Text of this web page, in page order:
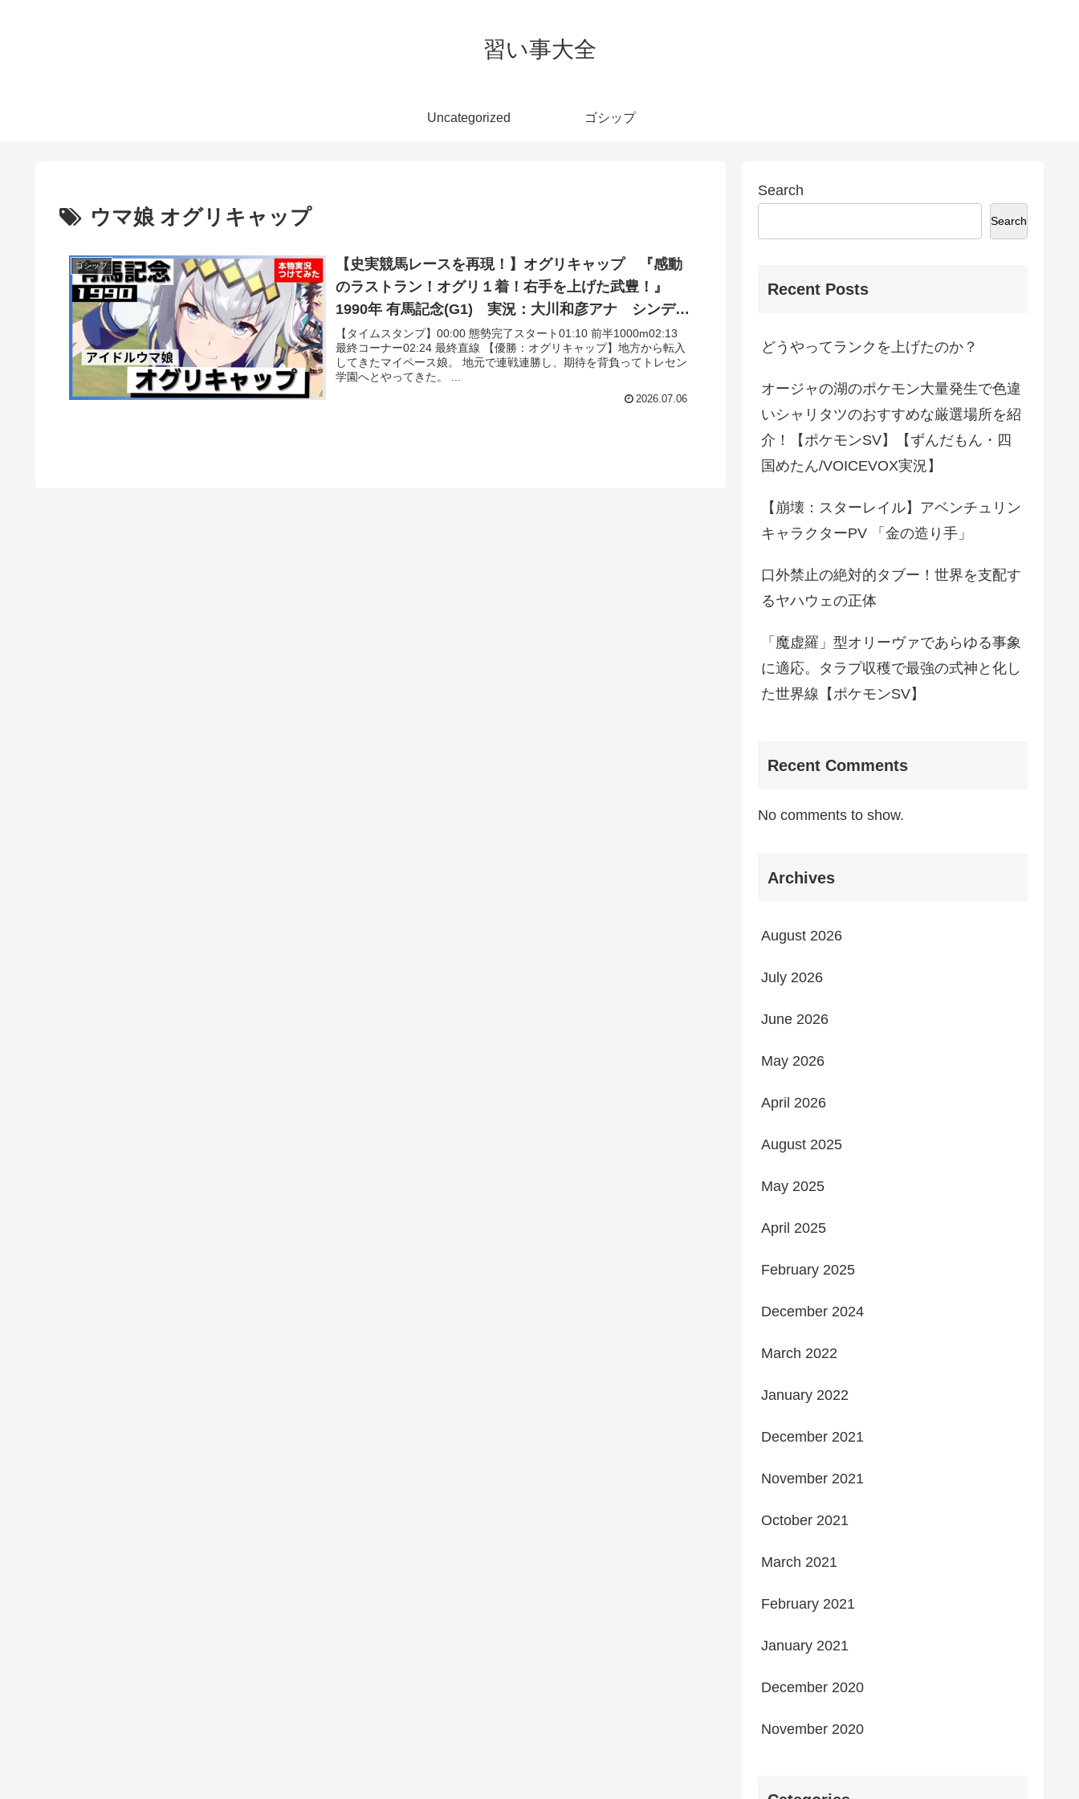
習い事大全
Uncategorized ゴシップ
ウマ娘 オグリキャップ
ゴシップ
【史実競馬レースを再現！】オグリキャップ 『感動
のラストラン！オグリ１着！右手を上げた武豊！』
1990年 有馬記念(G1) 実況：大川和彦アナ シンデレ
ラグレイ シングレ 名実況 ウマ娘 MAD
【タイムスタンプ】00:00 態勢完了スタート01:10 前半1000m02:13
最終コーナー02:24 最終直線 【優勝：オグリキャップ】地方から転入
してきたマイペース娘。 地元で連戦連勝し、期待を背負ってトレセン
学園へとやってきた。 ...
2026.07.06
Search
Search
Recent Posts
どうやってランクを上げたのか？
オージャの湖のポケモン大量発生で色違
いシャリタツのおすすめな厳選場所を紹
介！【ポケモンSV】【ずんだもん・四
国めたん/VOICEVOX実況】
【崩壊：スターレイル】アベンチュリン
キャラクターPV 「金の造り手」
口外禁止の絶対的タブー！世界を支配す
るヤハウェの正体
「魔虚羅」型オリーヴァであらゆる事象
に適応。タラプ収穫で最強の式神と化し
た世界線【ポケモンSV】
Recent Comments
No comments to show.
Archives
August 2026
July 2026
June 2026
May 2026
April 2026
August 2025
May 2025
April 2025
February 2025
December 2024
March 2022
January 2022
December 2021
November 2021
October 2021
March 2021
February 2021
January 2021
December 2020
November 2020